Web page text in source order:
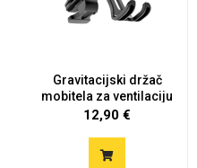
Gravitacijski držač
mobitela za ventilaciju
12,90 €
Sportski motivi